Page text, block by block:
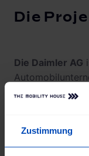
Zustimmung
Die
Die Daimler AG
Mercedes-Benz
die begeistern
Nutzfahrzeuge